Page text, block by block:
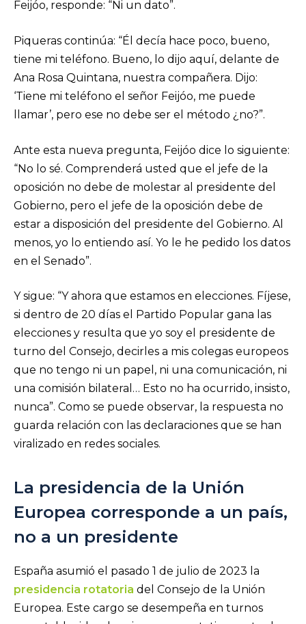
Feijóo, responde: “Ni un dato”.
Piqueras continúa: “Él decía hace poco, bueno,
tiene mi teléfono. Bueno, lo dijo aquí, delante de
Ana Rosa Quintana, nuestra compañera. Dijo:
‘Tiene mi teléfono el señor Feijóo, me puede
llamar’, pero ese no debe ser el método ¿no?”.
Ante esta nueva pregunta, Feijóo dice lo siguiente:
“No lo sé. Comprenderá usted que el jefe de la
oposición no debe de molestar al presidente del
Gobierno, pero el jefe de la oposición debe de
estar a disposición del presidente del Gobierno. Al
menos, yo lo entiendo así. Yo le he pedido los datos
en el Senado”.
Y sigue: “Y ahora que estamos en elecciones. Fíjese,
si dentro de 20 días el Partido Popular gana las
elecciones y resulta que yo soy el presidente de
turno del Consejo, decirles a mis colegas europeos
que no tengo ni un papel, ni una comunicación, ni
una comisión bilateral… Esto no ha ocurrido, insisto,
nunca”. Como se puede observar, la respuesta no
guarda relación con las declaraciones que se han
viralizado en redes sociales.
La presidencia de la Unión
Europea corresponde a un país,
no a un presidente
España asumió el pasado 1 de julio de 2023 la
presidencia rotatoria del Consejo de la Unión
Europea. Este cargo se desempeña en turnos